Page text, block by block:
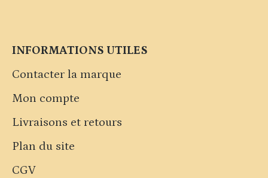
INFORMATIONS UTILES
Contacter la marque
Mon compte
Livraisons et retours
Plan du site
CGV